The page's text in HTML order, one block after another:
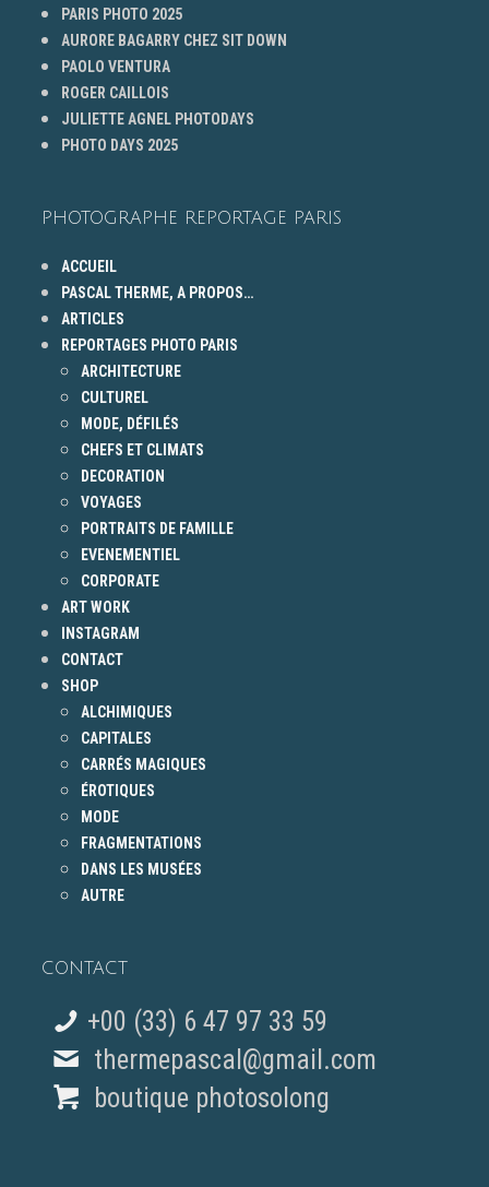
PARIS PHOTO 2025
AURORE BAGARRY CHEZ SIT DOWN
PAOLO VENTURA
ROGER CAILLOIS
JULIETTE AGNEL PHOTODAYS
PHOTO DAYS 2025
PHOTOGRAPHE REPORTAGE PARIS
ACCUEIL
PASCAL THERME, A PROPOS…
ARTICLES
REPORTAGES PHOTO PARIS
ARCHITECTURE
CULTUREL
MODE, DÉFILÉS
CHEFS ET CLIMATS
DECORATION
VOYAGES
PORTRAITS DE FAMILLE
EVENEMENTIEL
CORPORATE
ART WORK
INSTAGRAM
CONTACT
SHOP
ALCHIMIQUES
CAPITALES
CARRÉS MAGIQUES
ÉROTIQUES
MODE
FRAGMENTATIONS
DANS LES MUSÉES
AUTRE
CONTACT
+00 (33) 6 47 97 33 59
thermepascal@gmail.com
boutique photosolong